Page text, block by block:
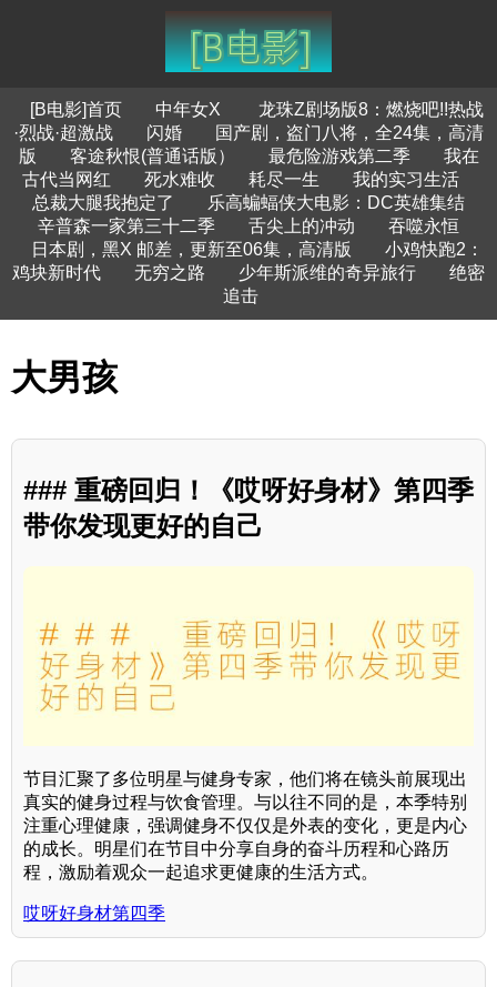
[B电影]首页 中年女X
龙珠Z剧场版8：燃烧吧!!热战
·烈战·超激战
闪婚
国产剧，盗门八将，全24集，高清
版
客途秋恨(普通话版） 最危险游戏第二季
我在
古代当网红
死水难收 耗尽一生
我的实习生活
总裁大腿我抱定了
乐高蝙蝠侠大电影：DC英雄集结
辛普森一家第三十二季
舌尖上的冲动
吞噬永恒
日本剧，黑X 邮差，更新至06集，高清版
小鸡快跑2：
鸡块新时代
无穷之路 少年斯派维的奇异旅行
绝密
追击
大男孩
### 重磅回归！《哎呀好身材》第四季
带你发现更好的自己
节目汇聚了多位明星与健身专家，他们将在镜头前展现出
真实的健身过程与饮食管理。与以往不同的是，本季特别
注重心理健康，强调健身不仅仅是外表的变化，更是内心
的成长。明星们在节目中分享自身的奋斗历程和心路历
程，激励着观众一起追求更健康的生活方式。
哎呀好身材第四季